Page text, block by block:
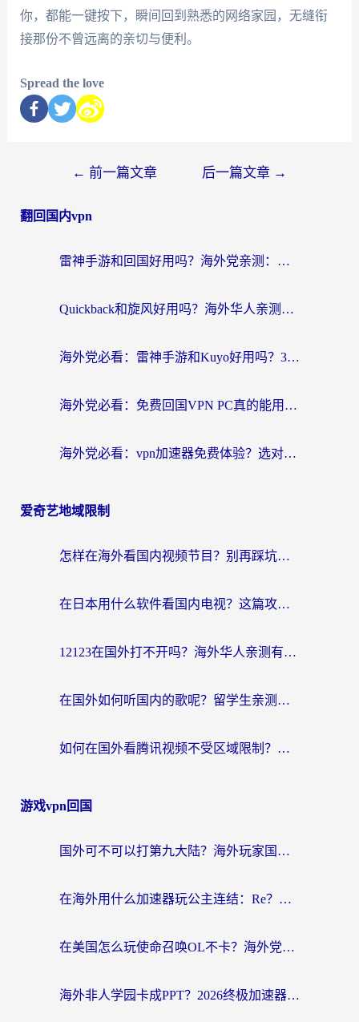
你，都能一键按下，瞬间回到熟悉的网络家园，无缝衔
接那份不曾远离的亲切与便利。
Spread the love
← 前一篇文章 后一篇文章 →
翻回国内vpn
雷神手游和回国好用吗？海外党亲测：选对加速器才能无缝刷剧打游戏
Quickback和旋风好用吗？海外华人亲测：选对回国加速器才能无缝看央视5
海外党必看：雷神手游和Kuyo好用吗？3款回国加速器实测+避坑指南
海外党必看：免费回国VPN PC真的能用？附国内高速VPN选择全攻略
海外党必看：vpn加速器免费体验？选对回国加速器才能无缝刷国内剧玩国服
爱奇艺地域限制
怎样在海外看国内视频节目？别再踩坑！留学生和海外华人的专属解决方案
在日本用什么软件看国内电视？这篇攻略帮你告别地域限制
12123在国外打不开吗？海外华人亲测有效的回国加速方案
在国外如何听国内的歌呢？留学生亲测有效的回国加速方案
如何在国外看腾讯视频不受区域限制？留学生亲测有效的回国加速指南
游戏vpn回国
国外可不可以打第九大陆？海外玩家国服畅玩终极指南（附3大热门游戏解决妙招）
在海外用什么加速器玩公主连结：Re？老玩家亲测的稳定方案来了
在美国怎么玩使命召唤OL不卡？海外党亲测有效的国服游戏加速器指南
海外非人学园卡成PPT？2026终极加速器指南：从暗区突围到王国纪元，一篇搞定